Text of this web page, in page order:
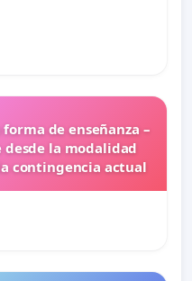
de enseñanza –
desde la modalidad
contingencia actual